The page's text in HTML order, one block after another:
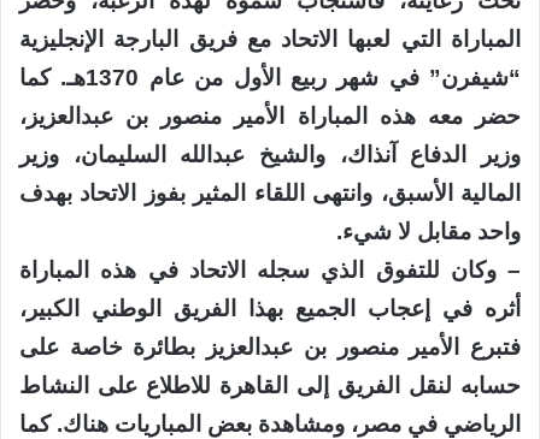
المباراة التي لعبها الاتحاد مع فريق البارجة الإنجليزية
“شيفرن” في شهر ربيع الأول من عام 1370هـ. كما
حضر معه هذه المباراة الأمير منصور بن عبدالعزيز،
وزير الدفاع آنذاك، والشيخ عبدالله السليمان، وزير
المالية الأسبق، وانتهى اللقاء المثير بفوز الاتحاد بهدف
واحد مقابل لا شيء.
– وكان للتفوق الذي سجله الاتحاد في هذه المباراة
أثره في إعجاب الجميع بهذا الفريق الوطني الكبير،
فتبرع الأمير منصور بن عبدالعزيز بطائرة خاصة على
حسابه لنقل الفريق إلى القاهرة للاطلاع على النشاط
الرياضي في مصر، ومشاهدة بعض المباريات هناك. كما